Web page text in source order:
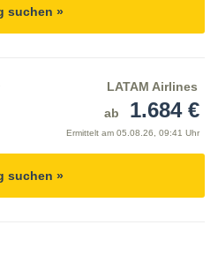
suchen »
LATAM Airlines
ab
1.684 €
Ermittelt am 05.08.26, 09:41 Uhr
suchen »